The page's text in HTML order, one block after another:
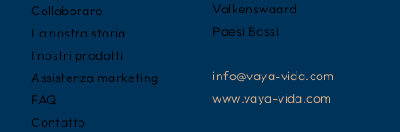
Valkenswaard
Paesi Bassi
info@vaya-vida.com
www.vaya-vida.com
Collaborare
La nostra storia
I nostri prodotti
Assistenza marketing
FAQ
Contatto